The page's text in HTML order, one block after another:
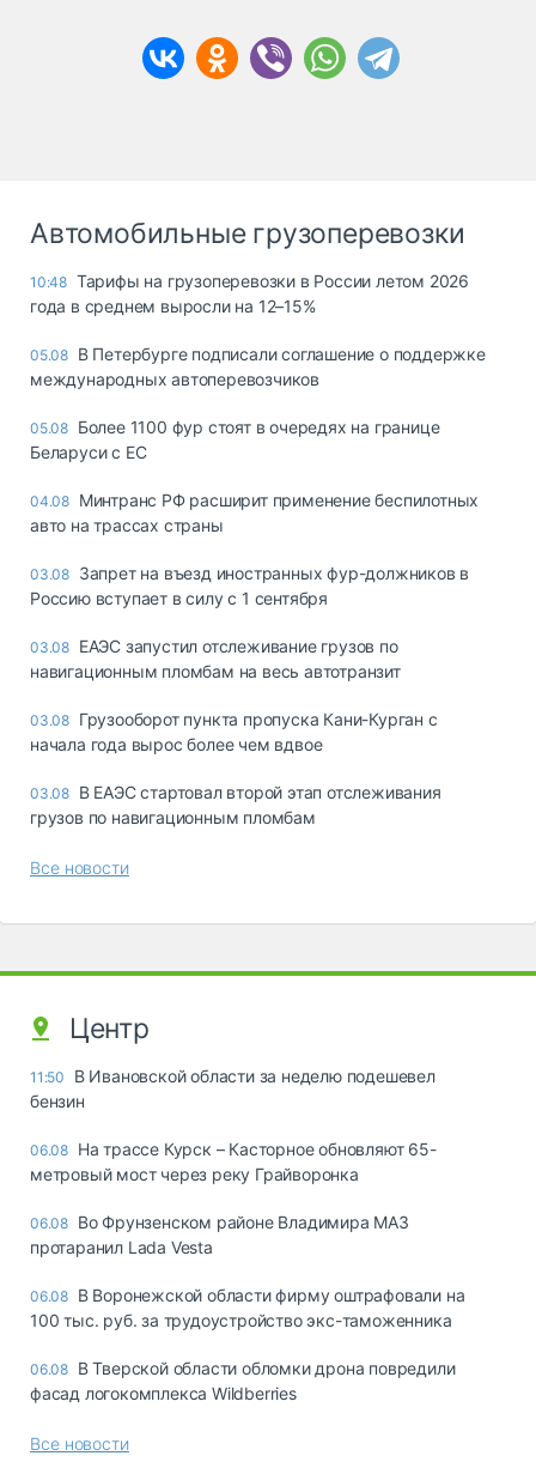
Автомобильные грузоперевозки
10:48 Тарифы на грузоперевозки в России летом 2026
года в среднем выросли на 12–15%
05.08 В Петербурге подписали соглашение о поддержке
международных автоперевозчиков
05.08 Более 1100 фур стоят в очередях на границе
Беларуси с ЕС
04.08 Минтранс РФ расширит применение беспилотных
авто на трассах страны
03.08 Запрет на въезд иностранных фур-должников в
Россию вступает в силу с 1 сентября
03.08 ЕАЭС запустил отслеживание грузов по
навигационным пломбам на весь автотранзит
03.08 Грузооборот пункта пропуска Кани-Курган с
начала года вырос более чем вдвое
03.08 В ЕАЭС стартовал второй этап отслеживания
грузов по навигационным пломбам
Все новости
Центр
11:50
В Ивановской области за неделю подешевел
бензин
06.08 На трассе Курск – Касторное обновляют 65-
метровый мост через реку Грайворонка
06.08 Во Фрунзенском районе Владимира МАЗ
протаранил Lada Vesta
06.08 В Воронежской области фирму оштрафовали на
100 тыс. руб. за трудоустройство экс-таможенника
06.08 В Тверской области обломки дрона повредили
фасад логокомплекса Wildberries
Все новости